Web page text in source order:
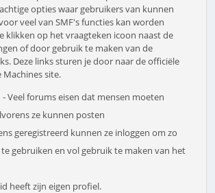
opties waar gebruikers van kunnen
veel van SMF's functies kan worden
klikken op het vraagteken icoon naast de
of door gebruik te maken van de
Deze links sturen je door naar de officiële
Machines site.
- Veel forums eisen dat mensen moeten
ze kunnen posten
geregistreerd kunnen ze inloggen om zo
gebruiken en vol gebruik te maken van het
heeft zijn eigen profiel.